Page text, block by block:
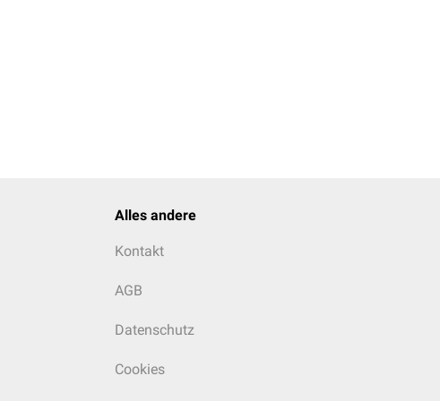
Alles andere
Kontakt
AGB
Datenschutz
Cookies